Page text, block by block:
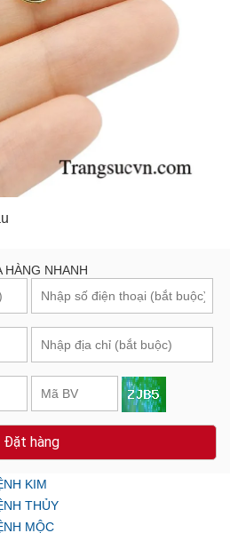
HÀNG NHANH
Đặt hàng
KIM
THỦY
MỘC